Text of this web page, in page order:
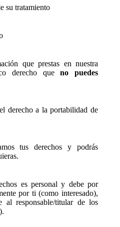
su tratamiento
que prestas en nuestra
derecho queno puedes
derecho a la portabilidad de
tus derechos y podrás
es personal y debe por
por ti (como interesado),
al responsable/titular de los